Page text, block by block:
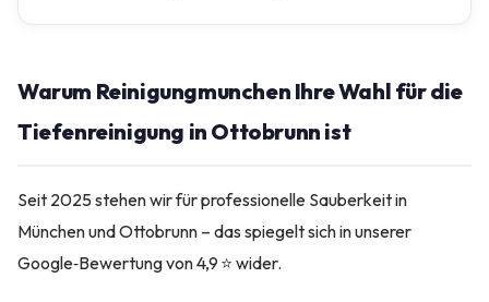
Warum Reinigungmunchen Ihre Wahl für die
Tiefenreinigung in Ottobrunn ist
Seit 2025 stehen wir für professionelle Sauberkeit in
München und Ottobrunn – das spiegelt sich in unserer
Google‑Bewertung von 4,9 ⭐ wider.